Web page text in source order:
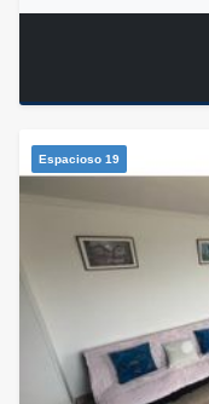
Espacioso 19